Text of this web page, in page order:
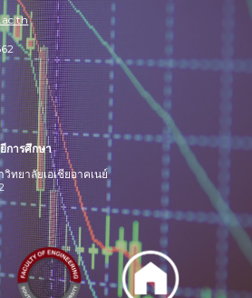
การศึกษา
ทยาลัยเอเชียอาคเนย์